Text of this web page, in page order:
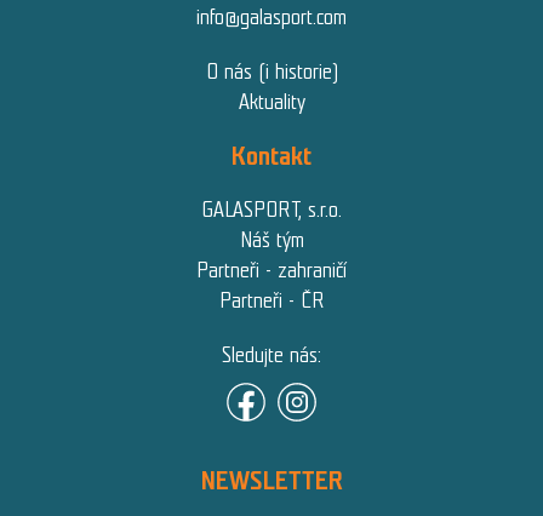
info@galasport.com
O nás (i historie)
Aktuality
Kontakt
GALASPORT, s.r.o.
Náš tým
Partneři - zahraničí
Partneři - ČR
Sledujte nás:
NEWSLETTER